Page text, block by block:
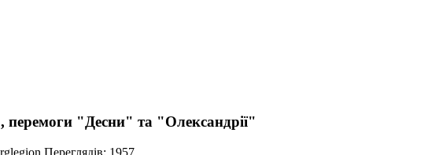
"Десни" та "Олександрії"
Переглядів: 1957